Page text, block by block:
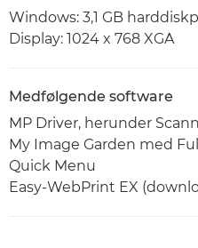
Windows: 3,1 GB
Display: 1024 x 768 XGA
Medfølgende software
MP Driver, herunder
My Image Garden med
Quick Menu
Easy-WebPrint EX